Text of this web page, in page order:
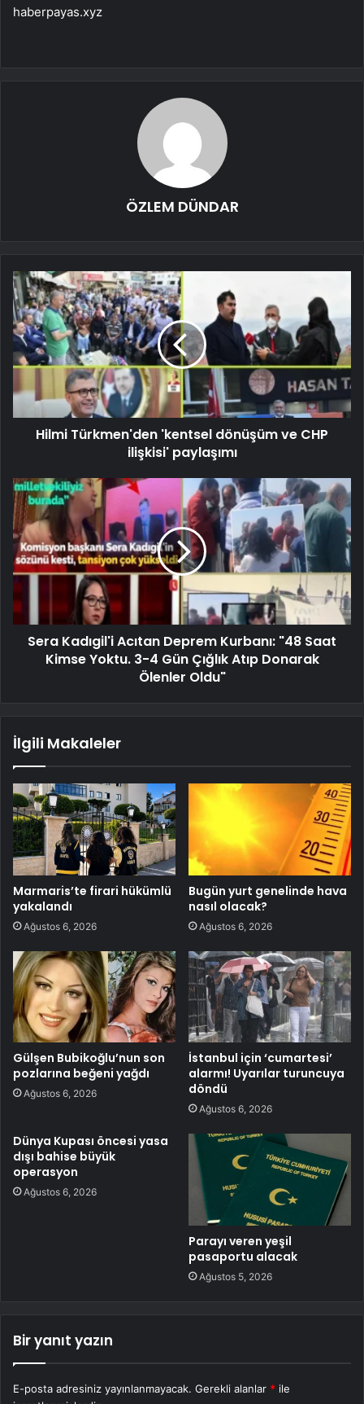
haberpayas.xyz
ÖZLEM DÜNDAR
Hilmi Türkmen'den 'kentsel dönüşüm ve CHP
ilişkisi' paylaşımı
Sera Kadıgil'i Acıtan Deprem Kurbanı: "48 Saat
Kimse Yoktu. 3-4 Gün Çığlık Atıp Donarak
Ölenler Oldu"
İlgili Makaleler
Marmaris’te firari hükümlü
yakalandı
Ağustos 6, 2026
Bugün yurt genelinde hava
nasıl olacak?
Ağustos 6, 2026
Gülşen Bubikoğlu’nun son
pozlarına beğeni yağdı
Ağustos 6, 2026
İstanbul için ‘cumartesi’
alarmı! Uyarılar turuncuya
döndü
Ağustos 6, 2026
Dünya Kupası öncesi yasa
dışı bahise büyük
operasyon
Ağustos 6, 2026
Parayı veren yeşil
pasaportu alacak
Ağustos 5, 2026
Bir yanıt yazın
E-posta adresiniz yayınlanmayacak. Gerekli alanlar * ile